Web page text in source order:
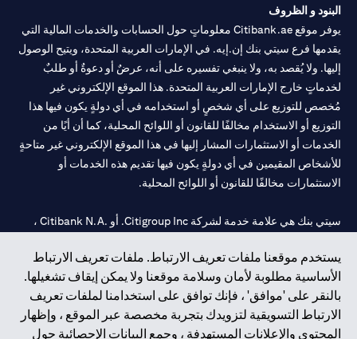
يستخدم موقعنا ملفات تعريف الارتباط. ملفات تعريف الارتباط
الأساسية مطلوبة لأمان وسلامة موقعنا ولا يمكن إيقاف تشغيلها.
بالنقر على 'موافق' ، فإنك توافق على استخدامنا لملفات تعريف
الارتباط التسويقية لتزويدك بتجربة مخصصة عبر الموقع ، وإظهار
المحتوى والإعلانات المستهدفة ، وجمع البيانات الإحصائية حول
البنود و الظروف
يوفر موقع Citibank.ae معلوماتٍ حول الحسابات والخدمات المالية التي
يقدمها فرع سيتي بنك إن.إيه. في الإمارات العربية المتحدة، ويتيح الوصول
إليها. ولا يُقصد به، ولا ينبغي تفسيره على أنه، عرضٌ أو دعوةٌ أو طلبٌ
لخدماتٍ خارج الإمارات العربية المتحدة. هذا الموقع الإلكتروني غير
مُخصص للتوزيع على أي شخصٍ أو استخدامه في أي دولةٍ يكون فيها هذا
التوزيع أو الاستخدام مخالفًا للقانون أو اللوائح المحلية، كما أن أيًا من
الخدمات أو الاستثمارات المشار إليها في هذا الموقع الإلكتروني غير متاحةٍ
للأشخاص المقيمين في أي دولةٍ يكون فيها تقديم هذه الخدمات أو
الاستثمارات مخالفًا للقانون أو اللوائح المحلية.
سيتي بنك هي علامة خدمة لشركة Citigroup Inc. أو .Citibank N.A ،
سيتي بنك إن. إيه. الإمارات مسجل لدى مصرف الإمارات المركزي تحت
أرقام التراخيص 202563 لفرع الوصل في دبي، 531989 لفرع مول
الإمارات في دبي، و CN-1002019 لفرع أبوظبي. هاتف: 4000 311 04.
فرع سيتي بنك إن إيه - الإمارات العربية المتحدة مرخص من مصرف